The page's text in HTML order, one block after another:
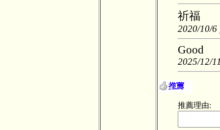
祈福
2020/10/6
Good
2025/12/
推薦理由: